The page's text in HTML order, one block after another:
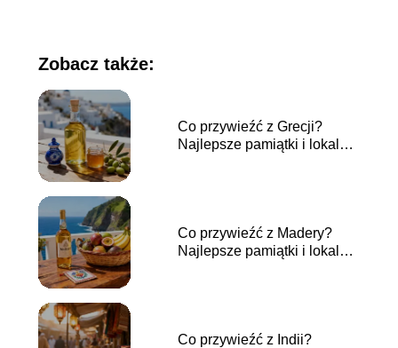
Zobacz także:
Co przywieźć z Grecji?
Najlepsze pamiątki i lokalne
Co przywieźć z Madery?
Najlepsze pamiątki i lokalne
Co przywieźć z Indii?